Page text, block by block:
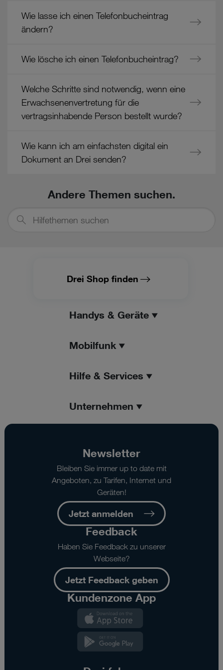
Wie lasse ich einen Telefonbucheintrag
ändern?
Wie lösche ich einen Telefonbucheintrag?
Welche Schritte sind notwendig, wenn eine
Erwachsenenvertretung für die
vertragsinhabende Person bestellt wurde?
Wie kann ich am einfachsten digital ein
Dokument an Drei senden?
Andere Themen suchen.
suchen
Drei Shop finden
Handys & Geräte
Mobilfunk
Hilfe & Services
Unternehmen
Newsletter
Bleiben Sie immer up to date mit
Angeboten, zu Tarifen, Internet und
Geräten!
Jetzt anmelden
Feedback
Haben Sie Feedback zu unserer
Webseite?
Jetzt Feedback geben
Kundenzone App